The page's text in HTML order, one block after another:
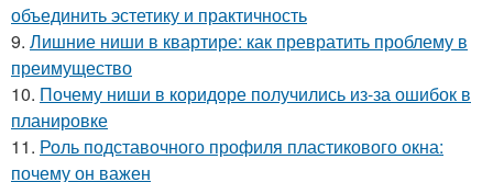
объединить эстетику и практичность
9. Лишние ниши в квартире: как превратить проблему в
преимущество
10. Почему ниши в коридоре получились из-за ошибок в
планировке
11. Роль подставочного профиля пластикового окна:
почему он важен